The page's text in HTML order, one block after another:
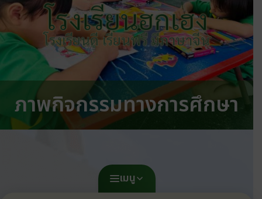
โรงเรียนฮกเฮง
โรงเรียนดี เรียนฟรี มีภาษาจีน
ภาพกิจกรรมทางการศึกษา
เมนู